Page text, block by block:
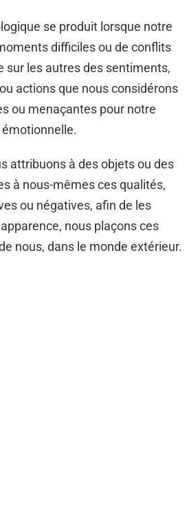
se produit lorsque notre
difficiles ou de conflits
sur les autres des sentiments,
actions que nous considérons
ou menaçantes pour notre
attribuons à des objets ou des
à nous-mêmes ces qualités,
ou négatives, afin de les
nous plaçons ces
nous, dans le monde extérieur.